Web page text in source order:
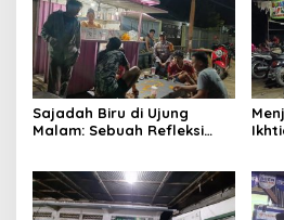
Sajadah Biru di Ujung
Malam: Sebuah Refleksi